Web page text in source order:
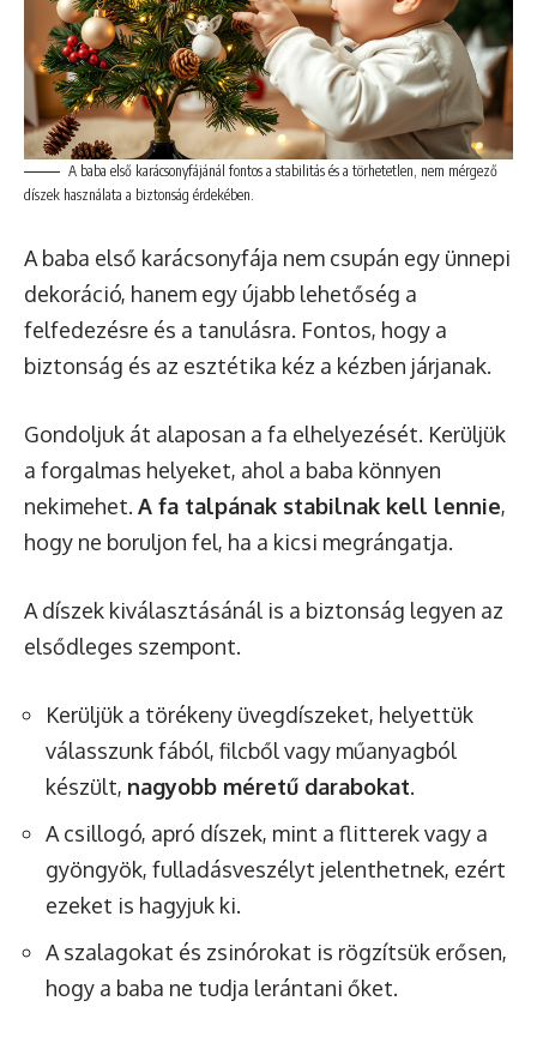
A baba első karácsonyfájánál fontos a stabilitás és a törhetetlen, nem mérgező
díszek használata a biztonság érdekében.
A baba első karácsonyfája nem csupán egy ünnepi
dekoráció, hanem egy újabb lehetőség a
felfedezésre és a tanulásra. Fontos, hogy a
biztonság és az esztétika kéz a kézben járjanak.
Gondoljuk át alaposan a fa elhelyezését. Kerüljük
a forgalmas helyeket, ahol a baba könnyen
nekimehet. A fa talpának stabilnak kell lennie,
hogy ne boruljon fel, ha a kicsi megrángatja.
A díszek kiválasztásánál is a biztonság legyen az
elsődleges szempont.
Kerüljük a törékeny üvegdíszeket, helyettük
válasszunk fából, filcből vagy műanyagból
készült, nagyobb méretű darabokat.
A csillogó, apró díszek, mint a flitterek vagy a
gyöngyök, fulladásveszélyt jelenthetnek, ezért
ezeket is hagyjuk ki.
A szalagokat és zsinórokat is rögzítsük erősen,
hogy a baba ne tudja lerántani őket.